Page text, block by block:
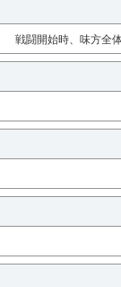
戦闘開始時、味方全